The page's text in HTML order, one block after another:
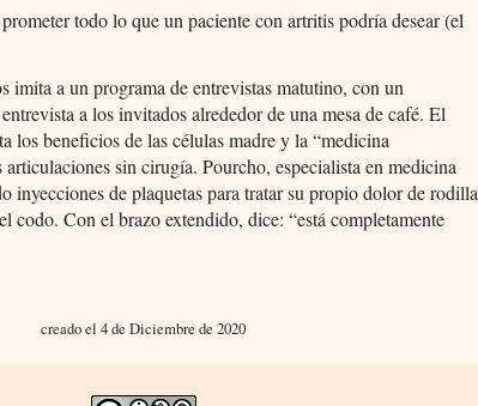
todo lo que un paciente con artritis podría desear (el
imita a un programa de entrevistas matutino, con un
a los invitados alrededor de una mesa de café. El
los beneficios de las células madre y la “medicina
articulaciones sin cirugía. Pourcho, especialista en medicina
inyecciones de plaquetas para tratar su propio dolor de rodilla
codo. Con el brazo extendido, dice: “está completamente
creado el 4 de Diciembre de 2020